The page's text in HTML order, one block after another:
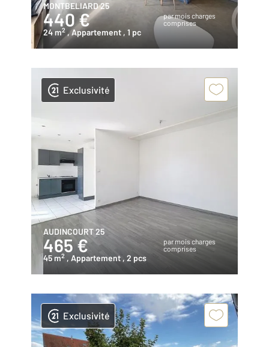
MONTBELIARD 25
440 €
par mois charges
comprises
24 m2 , Appartement , 1 pc
Exclusivité
AUDINCOURT 25
465 €
par mois charges
comprises
45 m2 , Appartement , 2 pcs
Exclusivité